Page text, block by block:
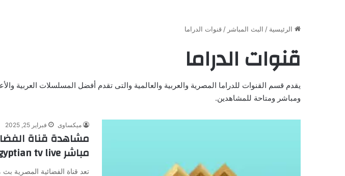
الرئيسية / البث المباشر / قنوات الدراما
قنوات الدراما
يقدم قسم القنوات للدراما المصرية والعربية والعالمية والتى تقدم أفضل المسلسلات العربية
ومباشر ومتاحة للمشاهدين.
ميكساوى فبراير 25, 2025
مشاهدة قناة
مباشر Egyptian tv live
تعد قناة الفضائية المصرية